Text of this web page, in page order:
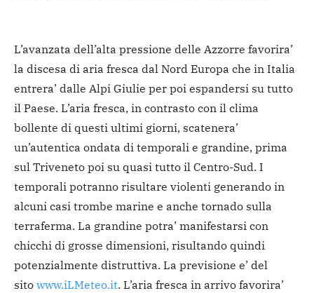
L’avanzata dell’alta pressione delle Azzorre favorira’
la discesa di aria fresca dal Nord Europa che in Italia
entrera’ dalle Alpi Giulie per poi espandersi su tutto
il Paese. L’aria fresca, in contrasto con il clima
bollente di questi ultimi giorni, scatenera’
un’autentica ondata di temporali e grandine, prima
sul Triveneto poi su quasi tutto il Centro-Sud. I
temporali potranno risultare violenti generando in
alcuni casi trombe marine e anche tornado sulla
terraferma. La grandine potra’ manifestarsi con
chicchi di grosse dimensioni, risultando quindi
potenzialmente distruttiva. La previsione e’ del
sito www.iLMeteo.it. L’aria fresca in arrivo favorira’